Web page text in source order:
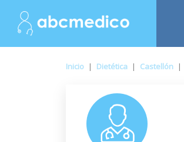
Inicio | Dietética | Castellón |